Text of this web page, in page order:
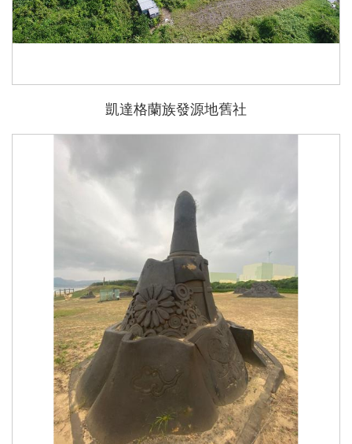
凱達格蘭族發源地舊社